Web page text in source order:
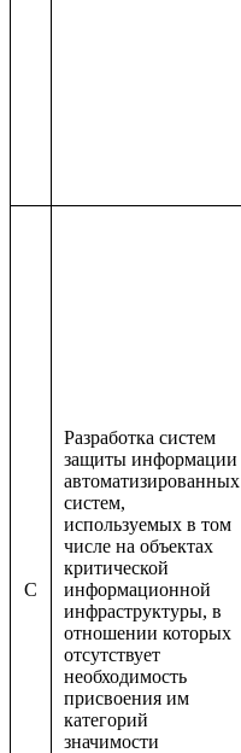
C
Разработка систем
защиты информации
автоматизированных
систем,
используемых в том
числе на объектах
критической
информационной
инфраструктуры, в
отношении которых
отсутствует
необходимость
присвоения им
категорий
значимости